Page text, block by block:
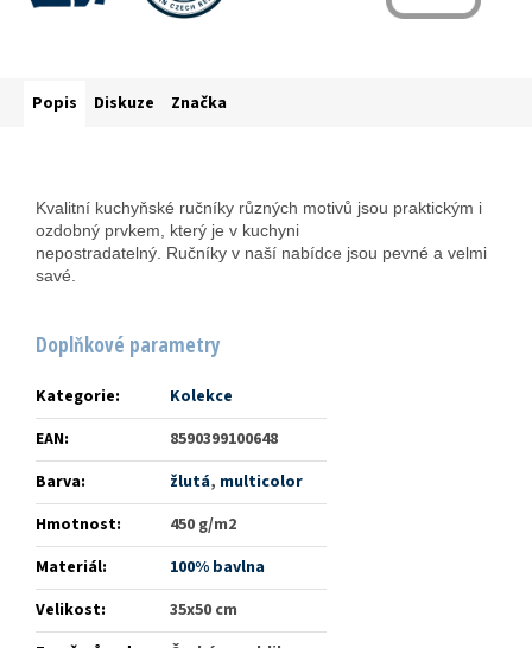
Popis Diskuze Značka
Kvalitní kuchyňské ručníky různých motivů jsou praktickým i
ozdobný prvkem, který je v kuchyni
nepostradatelný. Ručníky v naší nabídce jsou pevné a velmi
savé.
Doplňkové parametry
Kategorie:
Kolekce
EAN:
8590399100648
Barva: žlutá, multicolor
Hmotnost:
450 g/m2
Materiál:
100% bavlna
Velikost:
35x50 cm